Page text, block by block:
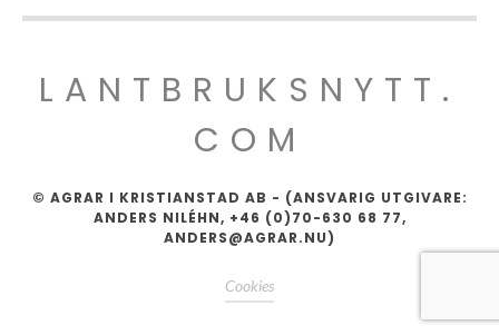
LANTBRUKSNYTT.
COM
© AGRAR I KRISTIANSTAD AB - (ANSVARIG UTGIVARE:
ANDERS NILÉHN, +46 (0)70-630 68 77,
ANDERS@AGRAR.NU)
Cookies